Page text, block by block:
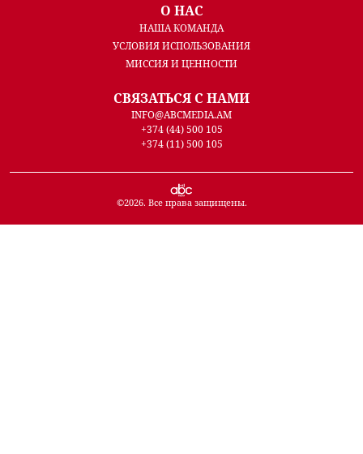
О НАС
НАША КОМАНДА
УСЛОВИЯ ИСПОЛЬЗОВАНИЯ
МИССИЯ И ЦЕННОСТИ
СВЯЗАТЬСЯ С НАМИ
INFO@ABCMEDIA.AM
+374 (44) 500 105
+374 (11) 500 105
©2026. Все права защищены.